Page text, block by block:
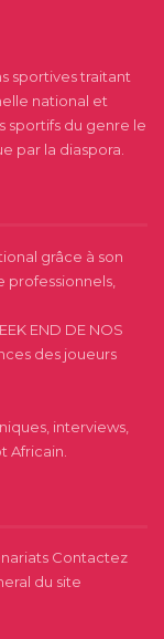
sportives traitant
national et
sportifs du genre le
par la diaspora.
grâce à son
END DE NOS
des joueurs
interviews,
Africain.
Contactez
du site